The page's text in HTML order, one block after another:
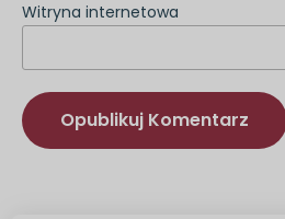
Witryna internetowa